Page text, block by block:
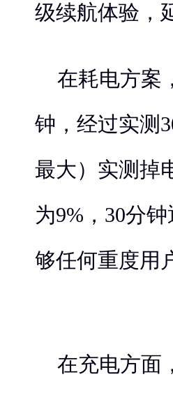
级续航体验，
在耗电方案
钟，经过实测
最大）实测掉
为9%，30分
够任何重度用
在充电方面